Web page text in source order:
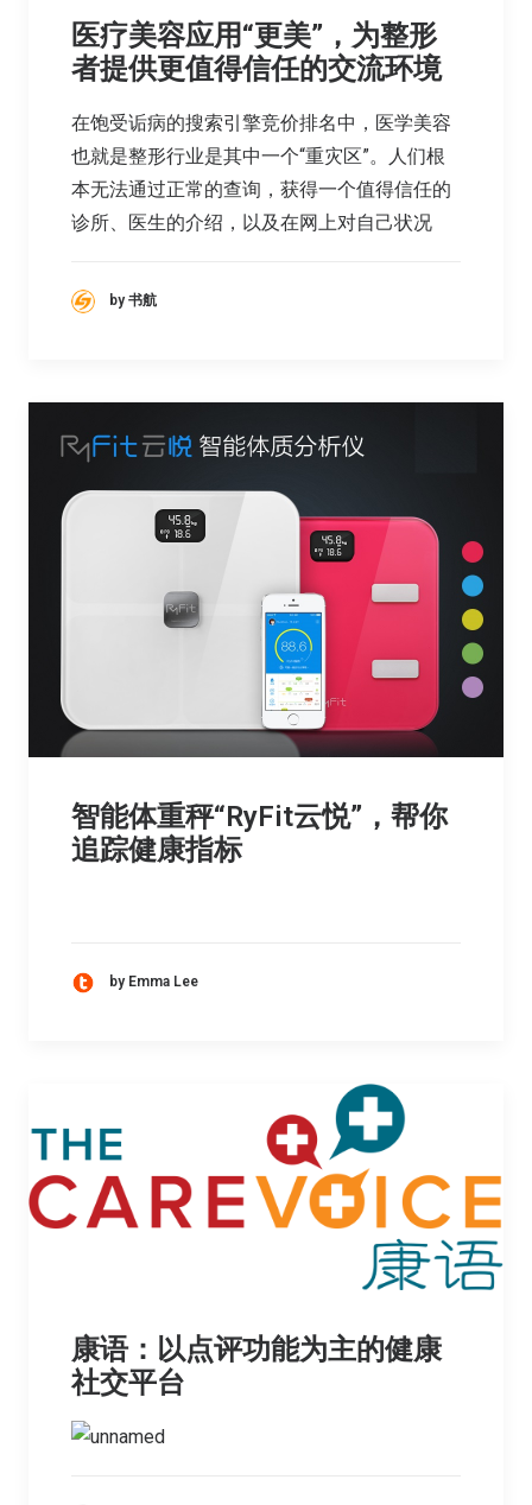
医疗美容应用“更美”，为整形
者提供更值得信任的交流环境
在饱受诟病的搜索引擎竞价排名中，医学美容
也就是整形行业是其中一个“重灾区”。人们根
本无法通过正常的查询，获得一个值得信任的
诊所、医生的介绍，以及在网上对自己状况
by 书航
智能体重秤“RyFit云悦”，帮你
追踪健康指标
by Emma Lee
康语：以点评功能为主的健康
社交平台